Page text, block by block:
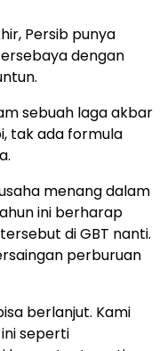
Persib punya
dengan
sebuah laga akbar
tak ada formula
menang dalam
ini berharap
di GBT nanti.
perburuan
berlanjut. Kami
seperti